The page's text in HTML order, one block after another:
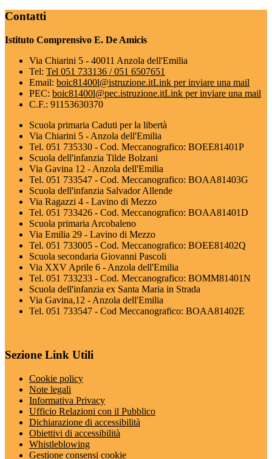
Contatti
Istituto Comprensivo E. De Amicis
Via Chiarini 5 - 40011 Anzola dell'Emilia
Tel: Tel 051 733136 / 051 6507651
Email: boic81400l@istruzione.itLink per inviare una mail
PEC: boic81400l@pec.istruzione.itLink per inviare una mail
C.F.: 91153630370
Scuola primaria Caduti per la libertà
Via Chiarini 5 - Anzola dell'Emilia
Tel. 051 735330 - Cod. Meccanografico: BOEE81401P
Scuola dell'infanzia Tilde Bolzani
Via Gavina 12 - Anzola dell'Emilia
Tel. 051 733547 - Cod. Meccanografico: BOAA81403G
Scuola dell'infanzia Salvador Allende
Via Ragazzi 4 - Lavino di Mezzo
Tel. 051 733426 - Cod. Meccanografico: BOAA81401D
Scuola primaria Arcobaleno
Via Emilia 29 - Lavino di Mezzo
Tel. 051 733005 - Cod. Meccanografico: BOEE81402Q
Scuola secondaria Giovanni Pascoli
Via XXV Aprile 6 - Anzola dell'Emilia
Tel. 051 733233 - Cod. Meccanografico: BOMM81401N
Scuola dell'infanzia ex Santa Maria in Strada
Via Gavina,12 - Anzola dell'Emilia
Tel. 051 733547 - Cod Meccanografico: BOAA81402E
Sezione Link Utili
Cookie policy
Note legali
Informativa Privacy
Ufficio Relazioni con il Pubblico
Dichiarazione di accessibilità
Obiettivi di accessibilità
Whistleblowing
Gestione consensi cookie